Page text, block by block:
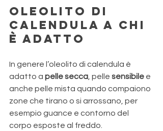
Oleolito di
calendula a chi
è adatto
In genere l’oleolito di calendula è
adatto a pelle secca , pelle sensibile e
anche pelle mista quando compaiono
zone che tirano o si arrossano, per
esempio guance e contorno del
corpo esposte al freddo.